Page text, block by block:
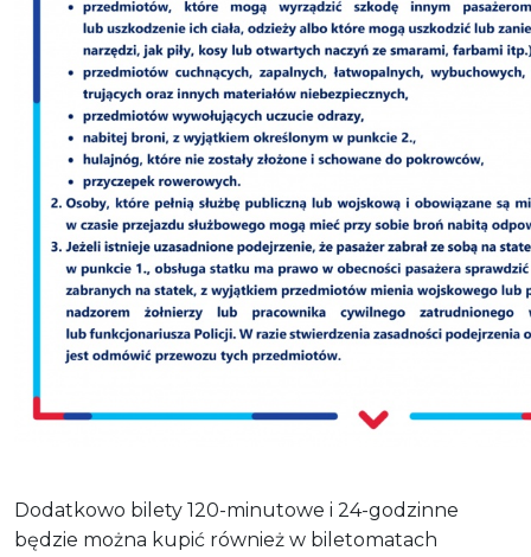
Dodatkowo bilety 120-minutowe i 24-godzinne
będzie można kupić również w biletomatach